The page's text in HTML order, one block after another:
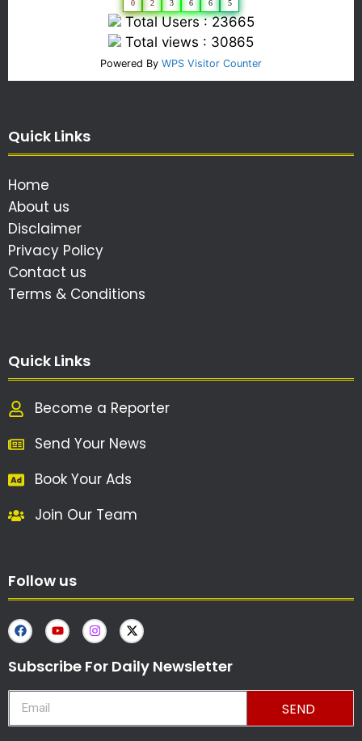
0 2 3 6 6 5
Total Users : 23665
Total views : 30865
Powered By WPS Visitor Counter
Quick Links
Home
About us
Disclaimer
Privacy Policy
Contact us
Terms & Conditions
Quick Links
Become a Reporter
Send Your News
Book Your Ads
Join Our Team
Follow us
Subscribe For Daily Newsletter
SEND